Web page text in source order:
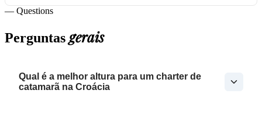
— Questions
Perguntasgerais
Qual é a melhor altura para um charter de
catamarã na Croácia